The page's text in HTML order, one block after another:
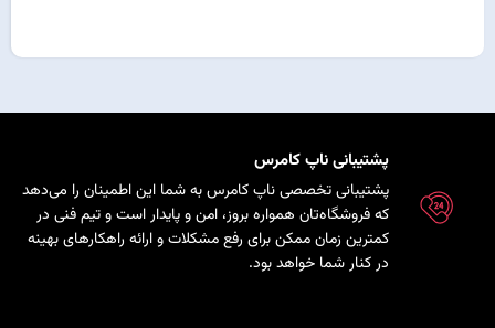
پشتیبانی ناپ کامرس
پشتیبانی تخصصی ناپ کامرس به شما این اطمینان را می‌دهد
که فروشگاه‌تان همواره بروز، امن و پایدار است و تیم فنی در
کمترین زمان ممکن برای رفع مشکلات و ارائه راهکارهای بهینه
در کنار شما خواهد بود.